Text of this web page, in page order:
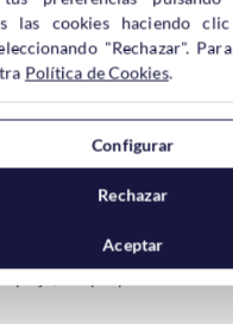
únicas. Si tienes
Drupal puede ser tu
las cookies haciendo
"Rechazar".
Política de Cookies.
Configurar
Rechazar
Aceptar